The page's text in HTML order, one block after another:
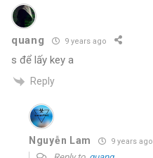
quang 9 years ago
s để lấy key a
Reply
Nguyễn Lam 9 years ago